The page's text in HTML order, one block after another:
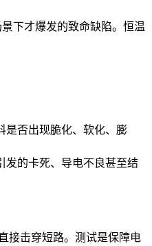
下才爆发的致命缺陷。恒温
是否出现脆化、软化、膨
发的卡死、导电不良甚至结
接击穿短路。测试是保障电